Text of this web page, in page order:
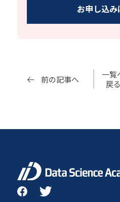
お申し込み
前の記事へ
一覧
戻る